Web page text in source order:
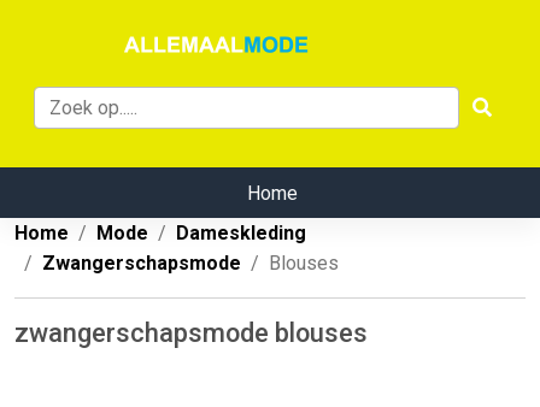
Home
Home
Mode
Dameskleding
Zwangerschapsmode
Blouses
zwangerschapsmode blouses